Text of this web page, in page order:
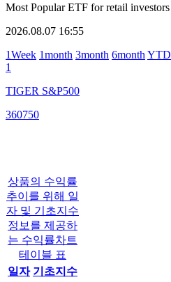
Most Popular ETF for retail investors
2026.08.07 16:55
1Week 1month 3month 6month YTD
1
TIGER S&P500
360750
상품의 수익률
추이를 위해 일
자 및 기초지수
정보를 제공하
는 수익률차트
테이블 표
일자 기초지수